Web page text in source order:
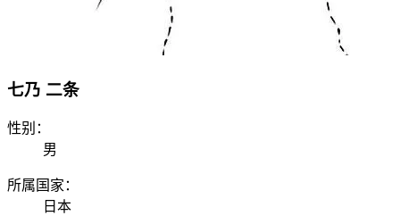
七乃 二条
性别：
男
所属国家：
日本